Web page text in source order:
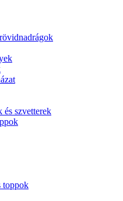
szvetterek
toppok